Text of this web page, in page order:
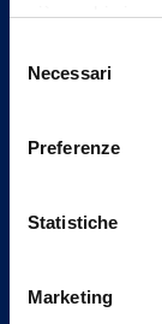
più su chi
può trovare nel
delNecessari
Preferenze
Statistiche
Marketing
Vittoria